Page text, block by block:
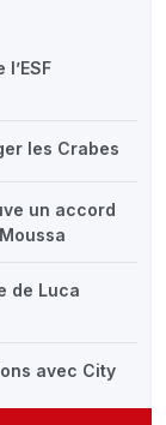
les Crabes
un accord
de Luca
avec City